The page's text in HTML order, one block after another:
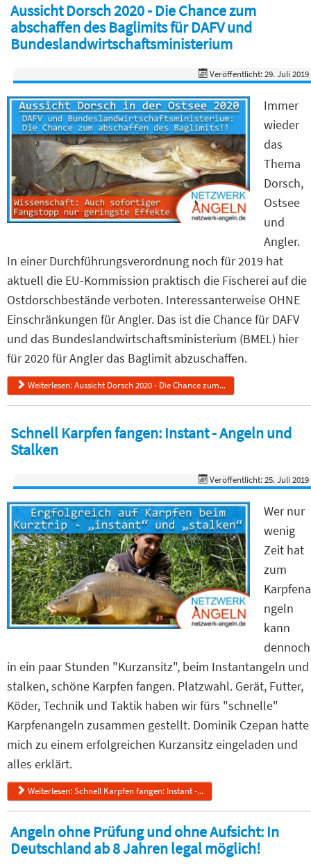
Aussicht Dorsch 2020 - Die Chance zum
abschaffen des Baglimits für DAFV und
Bundeslandwirtschaftsministerium
Veröffentlicht: 29. Juli 2019
Immer
wieder
das
Thema
Dorsch,
Ostsee
und
Angler.
In einer Durchführungsverordnung noch für 2019 hat
aktuell die EU-Kommission praktisch die Fischerei auf die
Ostdorschbestände verboten. Interessanterweise OHNE
Einschränkungen für Angler. Das ist die Chance für DAFV
und das Bundeslandwirtschaftsministerium (BMEL) hier
für 2020 für Angler das Baglimit abzuschaffen.
Weiterlesen: Aussicht Dorsch 2020 - Die Chance zum...
Schnell Karpfen fangen: Instant - Angeln und
Stalken
Veröffentlicht: 25. Juli 2019
Wer nur
wenig
Zeit hat
zum
Karpfena
ngeln
kann
dennoch
in ein paar Stunden "Kurzansitz", beim Instantangeln und
stalken, schöne Karpfen fangen. Platzwahl. Gerät, Futter,
Köder, Technik und Taktik haben wir fürs "schnelle"
Karpfenangeln zusammen gestellt. Dominik Czepan hatte
mich zu einem erfolgreichen Kurzansitz eingeladen und
alles erklärt.
Weiterlesen: Schnell Karpfen fangen: Instant -...
Angeln ohne Prüfung und ohne Aufsicht: In
Deutschland ab 8 Jahren legal möglich!